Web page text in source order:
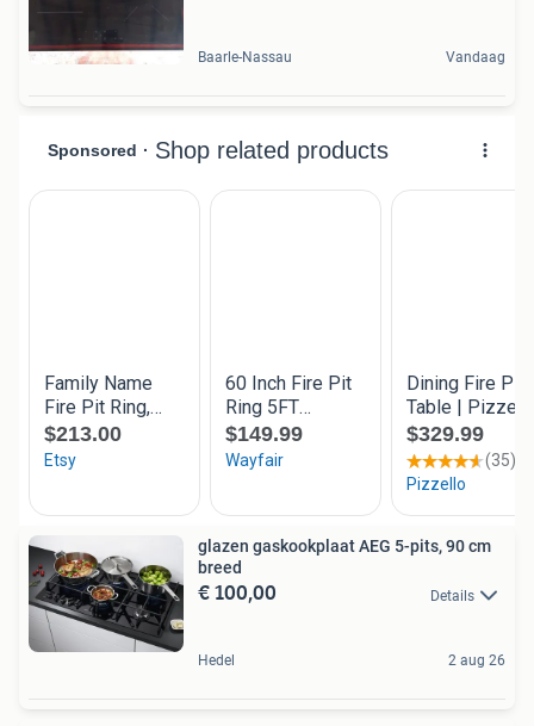
Baarle-Nassau Vandaag
glazen gaskookplaat AEG 5-pits, 90 cm
breed
€ 100,00 Details
Hedel 2 aug 26